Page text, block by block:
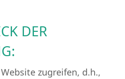
DER
zugreifen, d.h.,